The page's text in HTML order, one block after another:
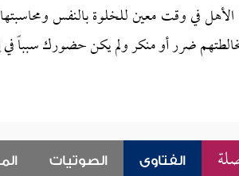
الأهل في وقت معين للخلوة بالنفس
ضرر أو منكر ولم يكن حضورك سبباً في
الفتاوى الصوتيات